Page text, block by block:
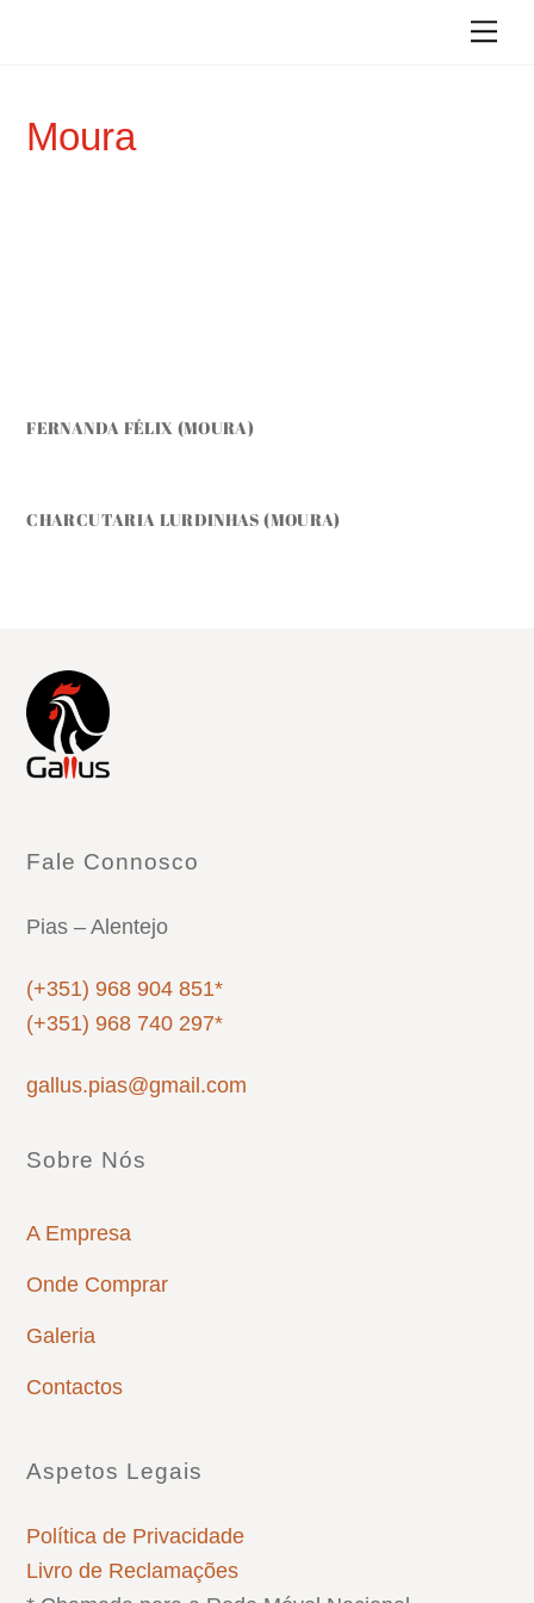
Moura
FERNANDA FÉLIX (MOURA)
CHARCUTARIA LURDINHAS (MOURA)
Fale Connosco
Pias – Alentejo
(+351) 968 904 851*
(+351) 968 740 297*
gallus.pias@gmail.com
Sobre Nós
A Empresa
Onde Comprar
Galeria
Contactos
Aspetos Legais
Política de Privacidade
Livro de Reclamações